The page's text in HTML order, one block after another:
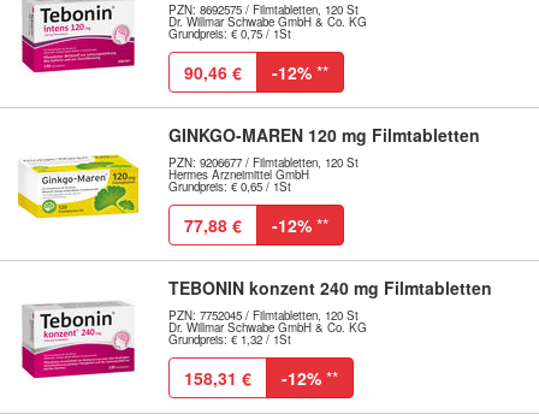
PZN: 8692575 / Filmtabletten, 120 St
Dr. Willmar Schwabe GmbH & Co. KG
Grundpreis: € 0,75 / 1St
90,46 € -12% **
GINKGO-MAREN 120 mg Filmtabletten
PZN: 9206677 / Filmtabletten, 120 St
Hermes Arzneimittel GmbH
Grundpreis: € 0,65 / 1St
77,88 € -12% **
TEBONIN konzent 240 mg Filmtabletten
PZN: 7752045 / Filmtabletten, 120 St
Dr. Willmar Schwabe GmbH & Co. KG
Grundpreis: € 1,32 / 1St
158,31 € -12% **